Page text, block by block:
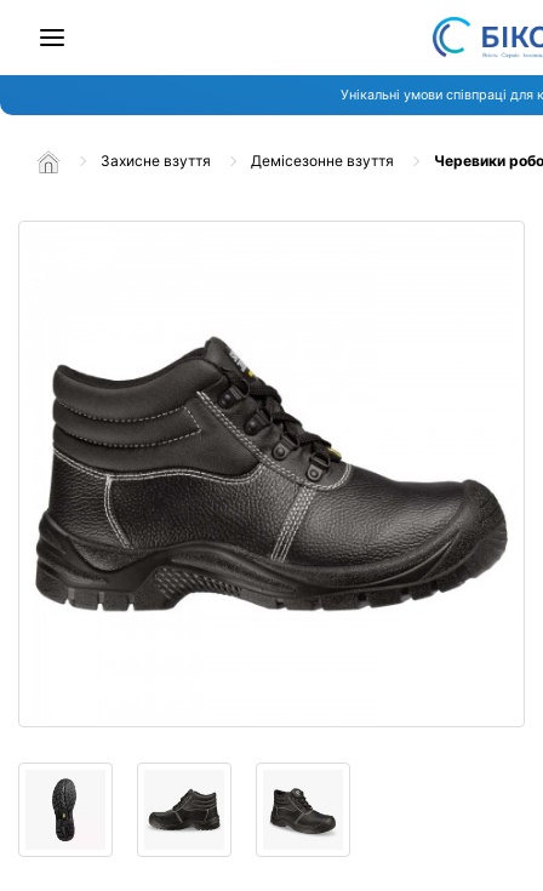
Унікальні умови співпраці для
Захисне взуття Демісезонне взуття Черевики